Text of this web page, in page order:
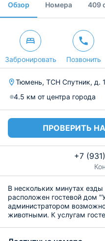
Обзор Номера 409
Забронировать Позвонить
Тюмень, ТСН Спутник, д.
4.5 км от центра города
ПРОВЕРИТЬ
+7
В нескольких минутах
расположен гостевой дом
администратором
животными. К услугам